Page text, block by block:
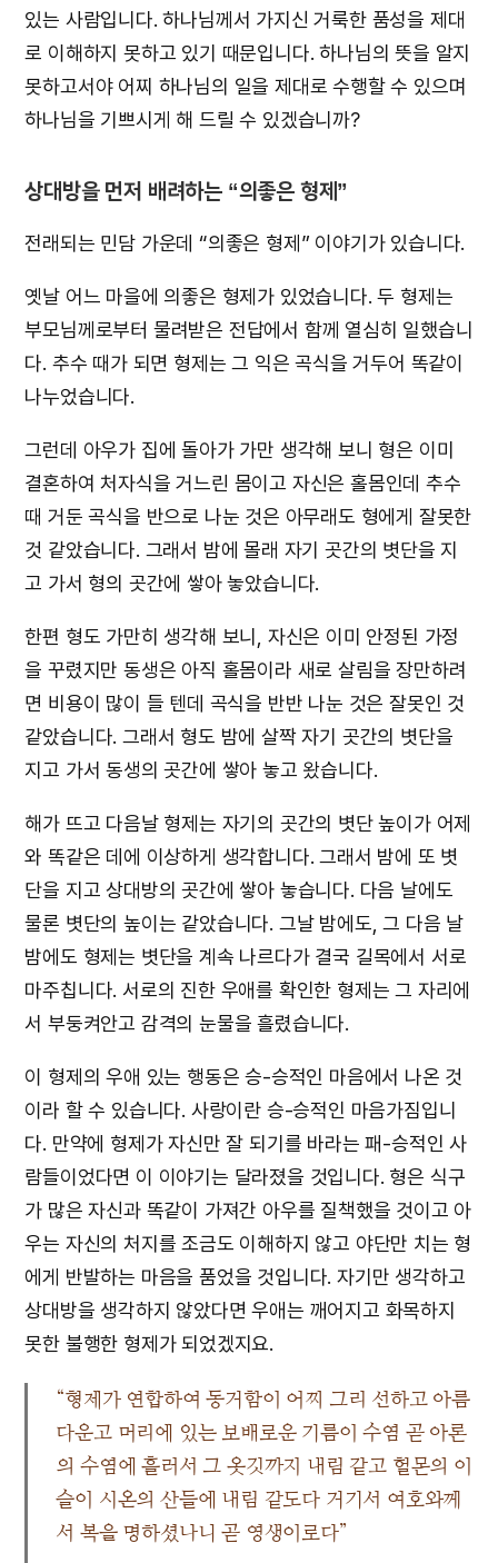
있는 사람입니다. 하나님께서 가지신 거룩한 품성을 제대
로 이해하지 못하고 있기 때문입니다. 하나님의 뜻을 알지
못하고서야 어찌 하나님의 일을 제대로 수행할 수 있으며
하나님을 기쁘시게 해 드릴 수 있겠습니까?
상대방을 먼저 배려하는 “의좋은 형제”
전래되는 민담 가운데 “의좋은 형제” 이야기가 있습니다.
옛날 어느 마을에 의좋은 형제가 있었습니다. 두 형제는
부모님께로부터 물려받은 전답에서 함께 열심히 일했습니
다. 추수 때가 되면 형제는 그 익은 곡식을 거두어 똑같이
나누었습니다.
그런데 아우가 집에 돌아가 가만 생각해 보니 형은 이미
결혼하여 처자식을 거느린 몸이고 자신은 홀몸인데 추수
때 거둔 곡식을 반으로 나눈 것은 아무래도 형에게 잘못한
것 같았습니다. 그래서 밤에 몰래 자기 곳간의 볏단을 지
고 가서 형의 곳간에 쌓아 놓았습니다.
한편 형도 가만히 생각해 보니, 자신은 이미 안정된 가정
을 꾸렸지만 동생은 아직 홀몸이라 새로 살림을 장만하려
면 비용이 많이 들 텐데 곡식을 반반 나눈 것은 잘못인 것
같았습니다. 그래서 형도 밤에 살짝 자기 곳간의 볏단을
지고 가서 동생의 곳간에 쌓아 놓고 왔습니다.
해가 뜨고 다음날 형제는 자기의 곳간의 볏단 높이가 어제
와 똑같은 데에 이상하게 생각합니다. 그래서 밤에 또 볏
단을 지고 상대방의 곳간에 쌓아 놓습니다. 다음 날에도
물론 볏단의 높이는 같았습니다. 그날 밤에도, 그 다음 날
밤에도 형제는 볏단을 계속 나르다가 결국 길목에서 서로
마주칩니다. 서로의 진한 우애를 확인한 형제는 그 자리에
서 부둥켜안고 감격의 눈물을 흘렸습니다.
이 형제의 우애 있는 행동은 승-승적인 마음에서 나온 것
이라 할 수 있습니다. 사랑이란 승-승적인 마음가짐입니
다. 만약에 형제가 자신만 잘 되기를 바라는 패-승적인 사
람들이었다면 이 이야기는 달라졌을 것입니다. 형은 식구
가 많은 자신과 똑같이 가져간 아우를 질책했을 것이고 아
우는 자신의 처지를 조금도 이해하지 않고 야단만 치는 형
에게 반발하는 마음을 품었을 것입니다. 자기만 생각하고
상대방을 생각하지 않았다면 우애는 깨어지고 화목하지
못한 불행한 형제가 되었겠지요.
“형제가 연합하여 동거함이 어찌 그리 선하고 아름
다운고 머리에 있는 보배로운 기름이 수염 곧 아론
의 수염에 흘러서 그 옷깃까지 내림 같고 헐몬의 이
슬이 시온의 산들에 내림 같도다 거기서 여호와께
서 복을 명하셨나니 곧 영생이로다”